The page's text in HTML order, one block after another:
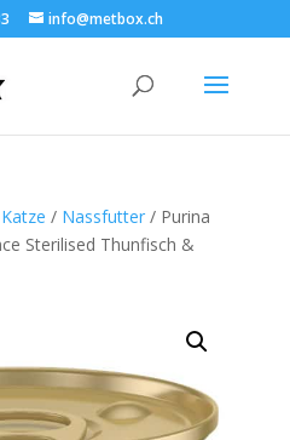
info@metbox.ch
/ Nassfutter/ Purina
Sterilised Thunfisch &